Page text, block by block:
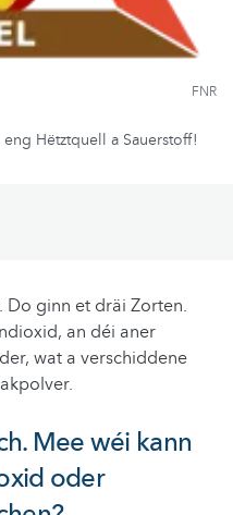
FNR
Hëtztquell a Sauerstoff!
Do ginn et dräi Zorten.
an déi aner
wat a verschiddene
Mee wéi kann
oder